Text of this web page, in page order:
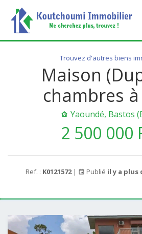
Trouvez d'autres biens
Maison
chambres
Yaoundé, Bastos
2 500 000
Ref. : K0121572| Publié il y a plus